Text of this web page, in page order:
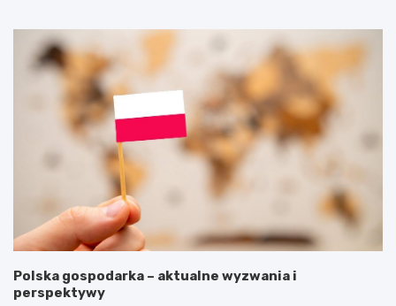
Polska gospodarka – aktualne wyzwania i
perspektywy